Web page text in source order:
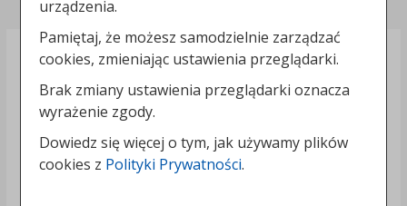
urządzenia.
Pamiętaj, że możesz samodzielnie zarządzać
cookies, zmieniając ustawienia przeglądarki.
Brak zmiany ustawienia przeglądarki oznacza
wyrażenie zgody.
Dowiedz się więcej o tym, jak używamy plików
cookies z Polityki Prywatności.